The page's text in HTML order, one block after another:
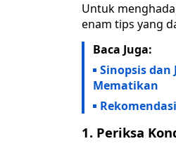
Untuk
enam tips yang
Baca Juga:
Sinopsis dan
Mematikan
1. Periksa